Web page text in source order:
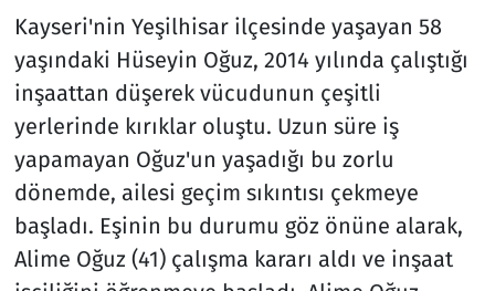
Kayseri'nin Yeşilhisar ilçesinde yaşayan 58
yaşındaki Hüseyin Oğuz, 2014 yılında çalıştığı
inşaattan düşerek vücudunun çeşitli
yerlerinde kırıklar oluştu. Uzun süre iş
yapamayan Oğuz'un yaşadığı bu zorlu
dönemde, ailesi geçim sıkıntısı çekmeye
başladı. Eşinin bu durumu göz önüne alarak,
Alime Oğuz (41) çalışma kararı aldı ve inşaat
Spor
Teknoloji ve Bilim
Televizyon